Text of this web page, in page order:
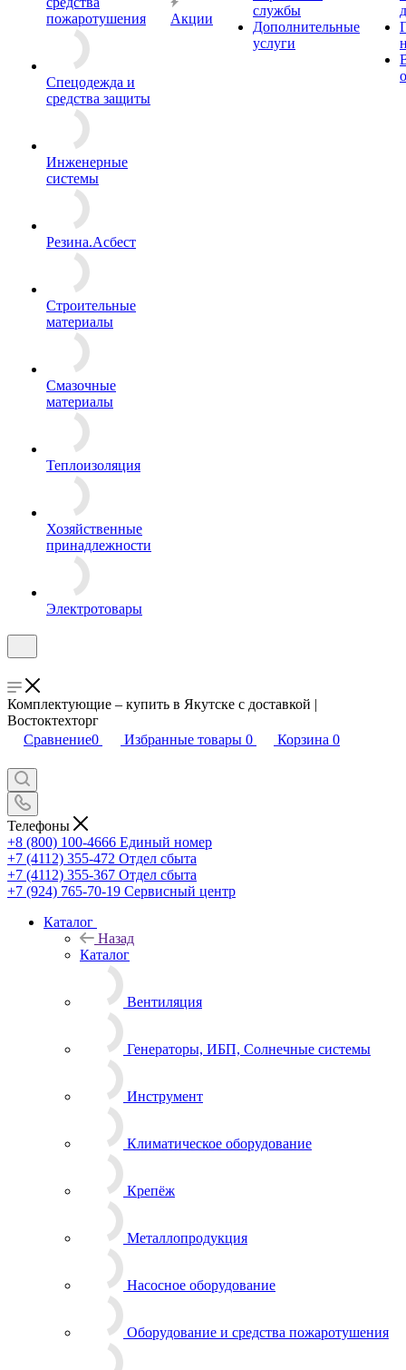
пожаротушения
Спецодежда и
средства защиты
Инженерные
системы
Резина.Асбест
Строительные
материалы
Смазочные
материалы
Теплоизоляция
Хозяйственные
принадлежности
Электротовары
Акции
службы
Дополнительные
услуги
Комплектующие – купить в Якутске с доставкой |
Востоктехторг
Сравнение0 Избранные товары 0 Корзина 0
Телефоны
+8 (800) 100-4666 Единый номер
+7 (4112) 355-472 Отдел сбыта
+7 (4112) 355-367 Отдел сбыта
+7 (924) 765-70-19 Сервисный центр
Каталог
Назад
Каталог
Вентиляция
Генераторы, ИБП, Солнечные системы
Инструмент
Климатическое оборудование
Крепёж
Металлопродукция
Насосное оборудование
Оборудование и средства пожаротушения